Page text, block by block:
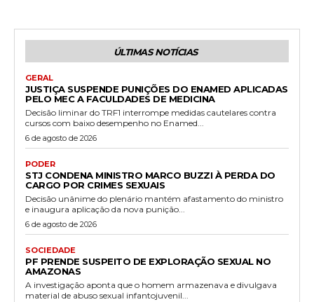
ÚLTIMAS NOTÍCIAS
GERAL
JUSTIÇA SUSPENDE PUNIÇÕES DO ENAMED APLICADAS
PELO MEC A FACULDADES DE MEDICINA
Decisão liminar do TRF1 interrompe medidas cautelares contra
cursos com baixo desempenho no Enamed...
6 de agosto de 2026
PODER
STJ CONDENA MINISTRO MARCO BUZZI À PERDA DO
CARGO POR CRIMES SEXUAIS
Decisão unânime do plenário mantém afastamento do ministro
e inaugura aplicação da nova punição...
6 de agosto de 2026
SOCIEDADE
PF PRENDE SUSPEITO DE EXPLORAÇÃO SEXUAL NO
AMAZONAS
A investigação aponta que o homem armazenava e divulgava
material de abuso sexual infantojuvenil...